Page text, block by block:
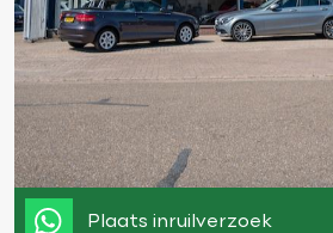
Plaats inruilverzoek